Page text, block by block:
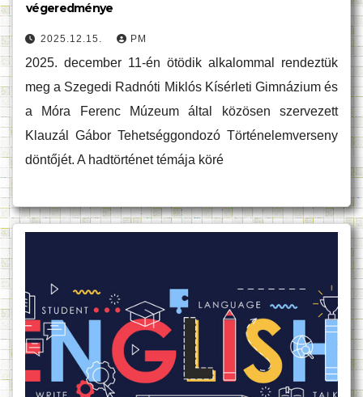
végeredménye
2025.12.15. PM
2025. december 11-én ötödik alkalommal rendeztük
meg a Szegedi Radnóti Miklós Kísérleti Gimnázium és
a Móra Ferenc Múzeum által közösen szervezett
Klauzál Gábor Tehetséggondozó Történelemverseny
döntőjét. A hadtörténet témája köré